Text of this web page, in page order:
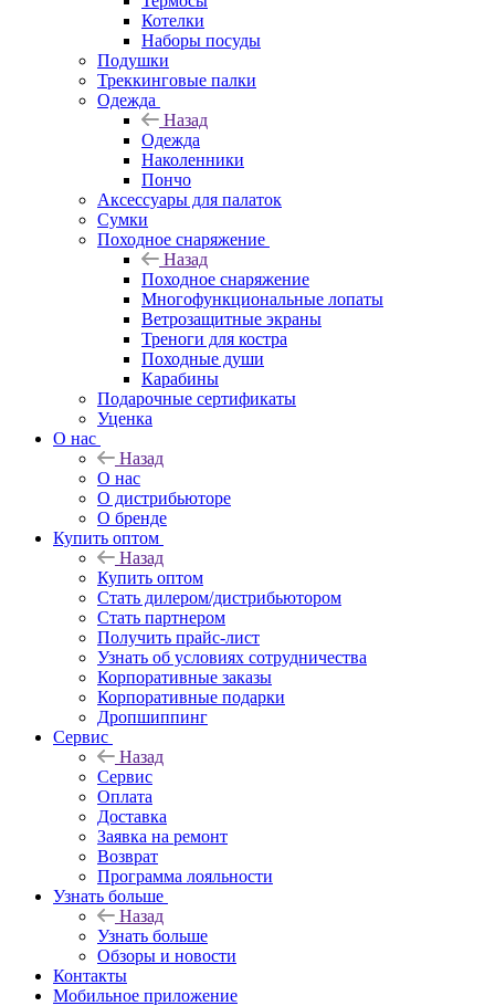
Котелки
Наборы посуды
Подушки
Треккинговые палки
Одежда
Назад
Одежда
Наколенники
Пончо
Аксессуары для палаток
Сумки
Походное снаряжение
Назад
Походное снаряжение
Многофункциональные лопаты
Ветрозащитные экраны
Треноги для костра
Походные души
Карабины
Подарочные сертификаты
Уценка
О нас
Назад
О нас
О дистрибьюторе
О бренде
Купить оптом
Назад
Купить оптом
Стать дилером/дистрибьютором
Стать партнером
Получить прайс-лист
Узнать об условиях сотрудничества
Корпоративные заказы
Корпоративные подарки
Дропшиппинг
Сервис
Назад
Сервис
Оплата
Доставка
Заявка на ремонт
Возврат
Программа лояльности
Узнать больше
Назад
Узнать больше
Обзоры и новости
Контакты
Мобильное приложение